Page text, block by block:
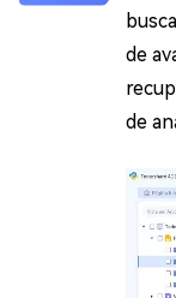
de
de